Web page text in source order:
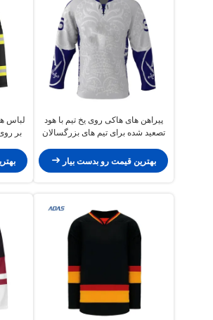
پیراهن های هاکی روی یخ تیم با هود
تصعید شده برای تیم های بزرگسالان
بهترین قیمت رو بدست بیار
لباس
بر